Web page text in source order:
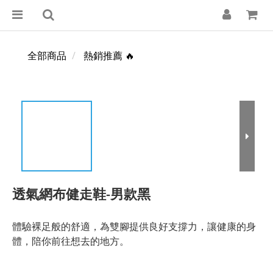
全部商品 熱銷推薦 🔥
透氣網布健走鞋-男款黑
體驗裸足般的舒適，為雙腳提供良好支撐力，讓健康的身
體，陪你前往想去的地方。